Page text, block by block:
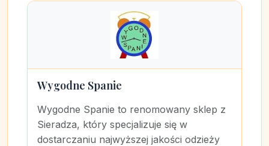
Wygodne Spanie
Wygodne Spanie to renomowany sklep z
Sieradza, który specjalizuje się w
dostarczaniu najwyższej jakości odzieży